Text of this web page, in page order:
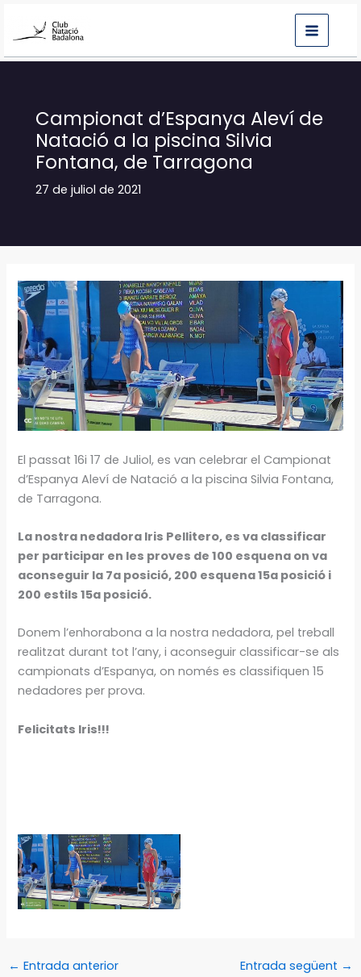
Campionat d’Espanya Aleví de
Natació a la piscina Silvia
Fontana, de Tarragona
27 de juliol de 2021
El passat 16i 17 de Juliol, es van celebrar el Campionat
d’Espanya Aleví de Natació a la piscina Silvia Fontana,
de Tarragona.
La nostra nedadora Iris Pellitero, es va classificar
per participar en les proves de 100 esquena on va
aconseguir la 7a posició, 200 esquena 15a posició i
200 estils 15a posició.
Donem l’enhorabona a la nostra nedadora, pel treball
realitzat durant tot l’any, i aconseguir classificar-se als
campionats d’Espanya, on només es classifiquen 15
nedadores per prova.
Felicitats Iris!!!
← Entrada anterior Entrada següent →